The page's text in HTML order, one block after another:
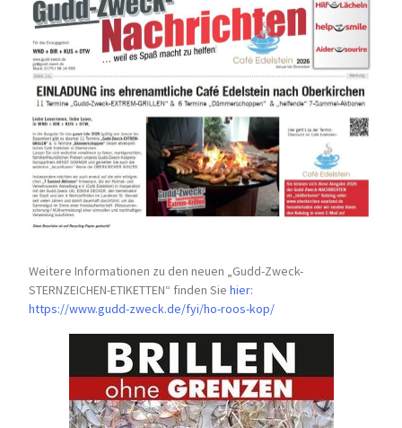
Weitere Informationen zu den neuen „Gudd-Zweck-
STERNZEICHEN-ETIKETTEN“ finden Siehier:
https://www.gudd-zweck.de/fyi/ho-roos-kop/